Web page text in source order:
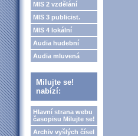
MIS 2 vzdělání
MIS 3 publicist.
MIS 4 lokální
Audia hudební
Audia mluvená
Milujte se!
nabízí:
Hlavní strana webu
časopisu Milujte se!
Archiv vyšlých čísel